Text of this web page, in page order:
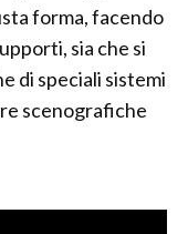
forma, facendo
sia che si
di speciali sistemi
scenografiche